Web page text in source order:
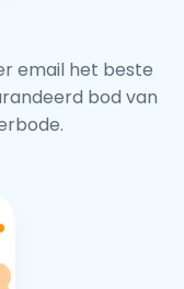
email het beste
bod van